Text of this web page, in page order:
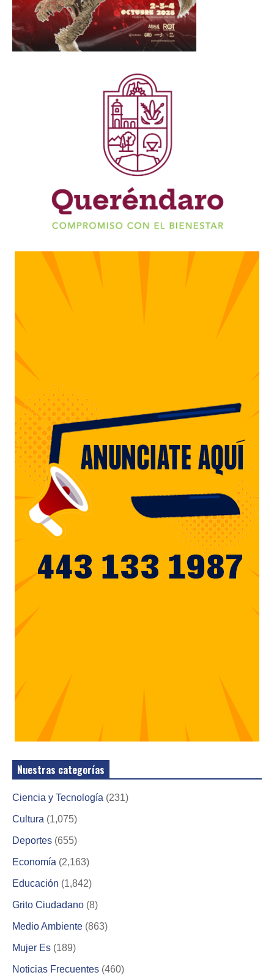
Nuestras categorías
Ciencia y Tecnología (231)
Cultura (1,075)
Deportes (655)
Economía (2,163)
Educación (1,842)
Grito Ciudadano (8)
Medio Ambiente (863)
Mujer Es (189)
Noticias Frecuentes (460)